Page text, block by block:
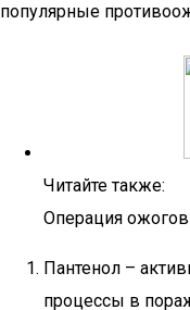
популярные
Читайте также:
Операция
Пантенол –
процессы в